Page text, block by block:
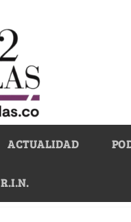
ACTUALIDAD
R.I.N.